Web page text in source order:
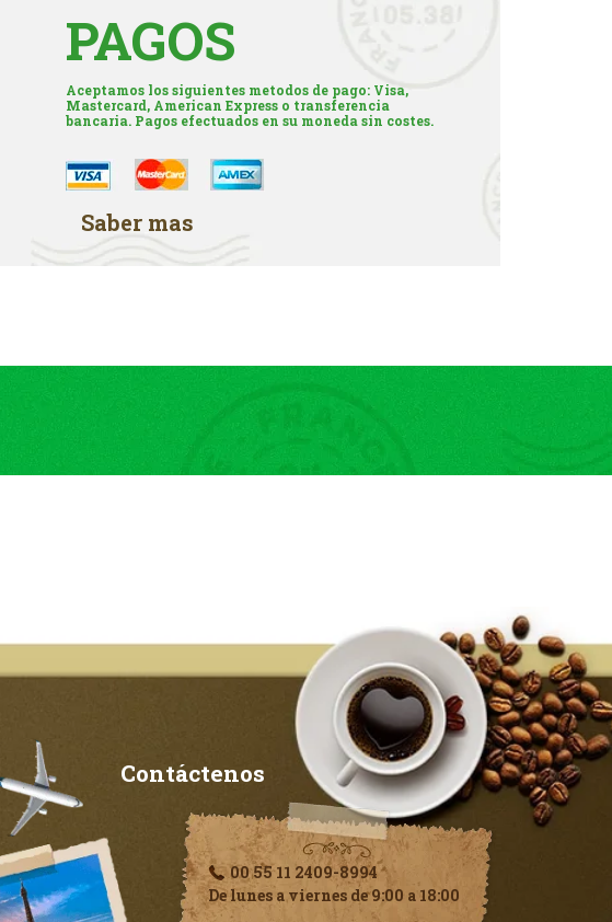
PAGOS
Aceptamos los siguientes metodos de pago: Visa,
Mastercard, American Express o transferencia
bancaria. Pagos efectuados en su moneda sin costes.
Saber mas
Contáctenos
00 55 11 2409-8994
De lunes a viernes de 9:00 a 18:00